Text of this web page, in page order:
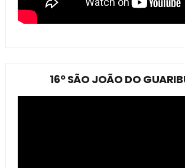
16º SÃO JOÃO DO